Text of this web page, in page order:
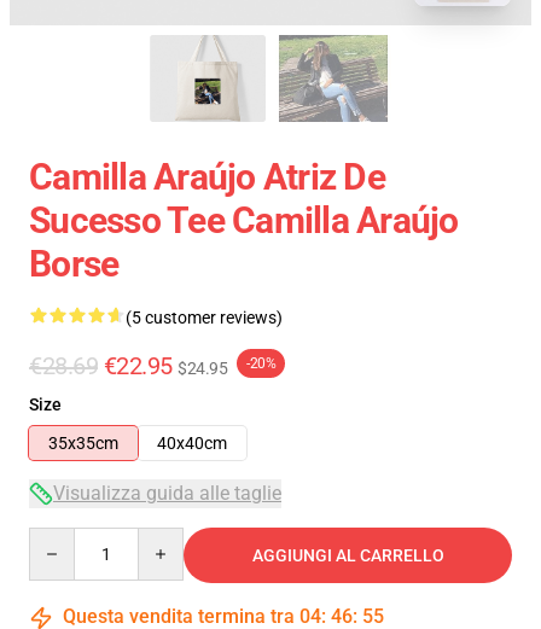
Camilla Araújo Atriz De
Sucesso Tee Camilla Araújo
Borse
(5 customer reviews)
€28.69 €22.95 $24.95 -20%
Size
35x35cm
40x40cm
Visualizza guida alle taglie
AGGIUNGI AL CARRELLO
Questa vendita termina tra 04: 46: 55